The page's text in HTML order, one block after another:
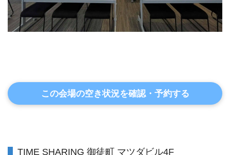
この会場の空き状況を確認・予約する
TIME SHARING 御徒町 マツダビル4F